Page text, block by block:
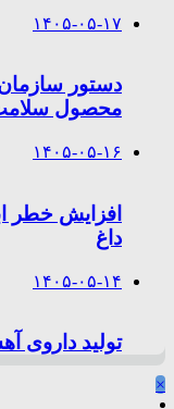
۱۴۰۵-۰۵-۱۷
محصول
۱۴۰۵-۰۵-۱۶
افزایش خطر
داغ
۱۴۰۵-۰۵-۱۴
تولید داروی
×